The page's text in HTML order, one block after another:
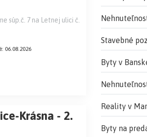
súp.č. 7 na Letnej ulici č.
06.08.2026
Krásna - 2.
Stavebné
Byty v
Reality v
Byty na